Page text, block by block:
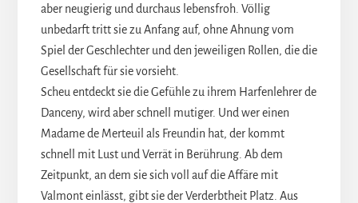
aber neugierig und durchaus lebensfroh. Völlig
unbedarft tritt sie zu Anfang auf, ohne Ahnung vom
Spiel der Geschlechter und den jeweiligen Rollen, die die
Gesellschaft für sie vorsieht.
Scheu entdeckt sie die Gefühle zu ihrem Harfenlehrer de
Danceny, wird aber schnell mutiger. Und wer einen
Madame de Merteuil als Freundin hat, der kommt
schnell mit Lust und Verrät in Berührung. Ab dem
Zeitpunkt, an dem sie sich voll auf die Affäre mit
Valmont einlässt, gibt sie der Verderbtheit Platz. Aus